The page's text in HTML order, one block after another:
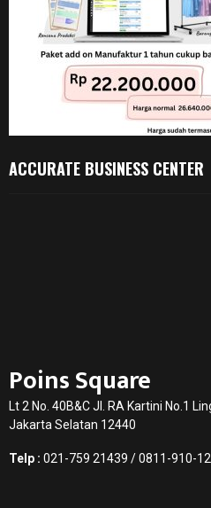
ACCURATE BUSINESS CENTER
Poins Square
Lt 2 No. 40B&C Jl. RA Kartini No.1
Jakarta Selatan 12440
Telp : 021-759 21439 / 0811-910-